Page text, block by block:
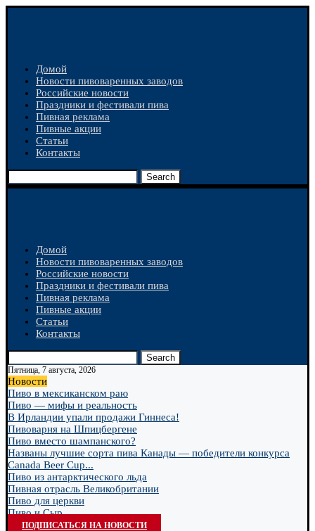
Домой
Новости пивоваренных заводов
Российские новости
Праздники и фестивали пива
Пивная реклама
Пивные акции
Статьи
Контакты
Search
Домой
Новости пивоваренных заводов
Российские новости
Праздники и фестивали пива
Пивная реклама
Пивные акции
Статьи
Контакты
Search
Пятница, 7 августа, 2026
Новости
Пиво в мексиканском раю
Пиво — мифы и реальность
В Ирландии упали продажи Гиннеса!
Пивоварня на Шпицбергене
Пиво вместо шампанского?
Названы лучшие сорта пива Канады — победители конкурса
Canada Beer Cup...
Пиво из антарктического льда
Пивная отрасль Великобритании
Пиво для церкви
Пиво и Сыр
ПОДПИСАТЬСЯ НА НОВОСТИ